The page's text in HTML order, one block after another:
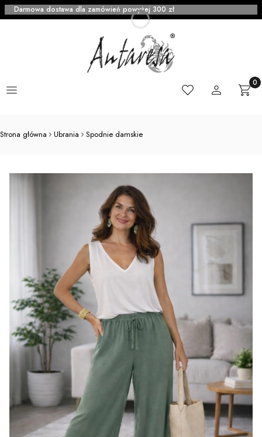
Darmowa dostawa dla zamówień powyżej 300 zł
Menu UlubioneZaloguj się
Strona główna Ubrania Spodnie damskie